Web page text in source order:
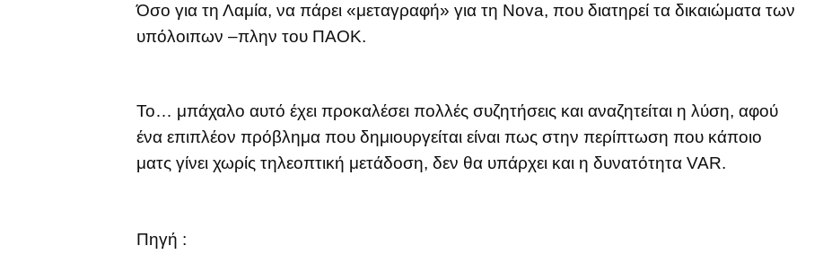
Όσο για τη Λαμία, να πάρει «μεταγραφή» για τη Nova, που διατηρεί τα δικαιώματα των
υπόλοιπων –πλην του ΠΑΟΚ.
Το… μπάχαλο αυτό έχει προκαλέσει πολλές συζητήσεις και αναζητείται η λύση, αφού
ένα επιπλέον πρόβλημα που δημιουργείται είναι πως στην περίπτωση που κάποιο
ματς γίνει χωρίς τηλεοπτική μετάδοση, δεν θα υπάρχει και η δυνατότητα VAR.
Πηγή :